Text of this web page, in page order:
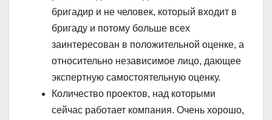
бригадир и не человек, который входит в
бригаду и потому больше всех
заинтересован в положительной оценке, а
относительно независимое лицо, дающее
экспертную самостоятельную оценку.
Количество проектов, над которыми
сейчас работает компания. Очень хорошо,